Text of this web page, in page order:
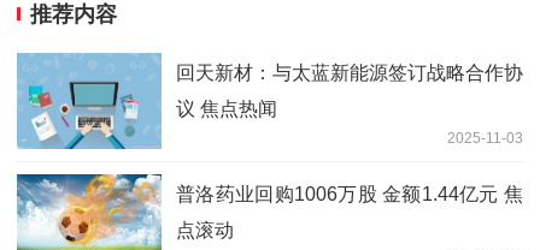
推荐内容
回天新材：与太蓝新能源签订战略合作协
议 焦点热闻
2025-11-03
普洛药业回购1006万股 金额1.44亿元 焦
点滚动